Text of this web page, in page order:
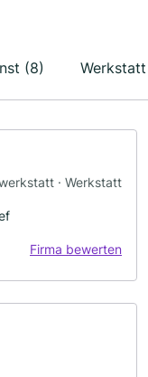
(8)
· Werkstatt
Firma bewerten